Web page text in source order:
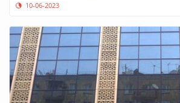
10-06-2023